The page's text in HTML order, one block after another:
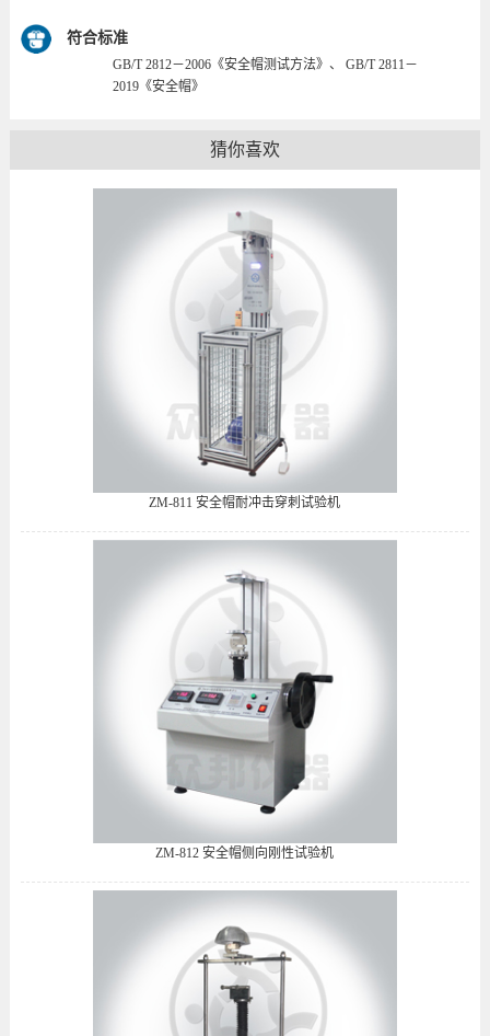
符合标准
GB/T 2812－2006《安全帽测试方法》、 GB/T 2811－
2019《安全帽》
猜你喜欢
ZM-811 安全帽耐冲击穿刺试验机
ZM-812 安全帽侧向刚性试验机